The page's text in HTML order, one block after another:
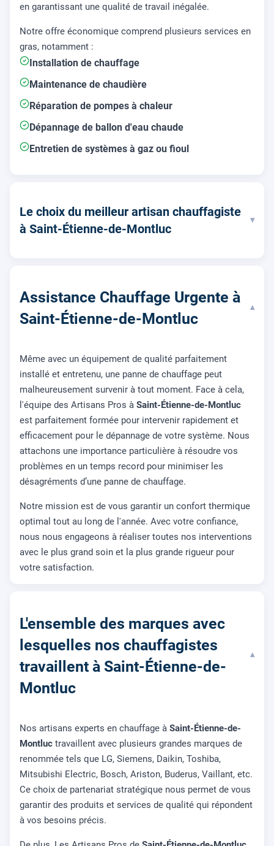
en garantissant une qualité de travail inégalée.
Notre offre économique comprend plusieurs services en
gras, notamment :
Installation de chauffage
Maintenance de chaudière
Réparation de pompes à chaleur
Dépannage de ballon d'eau chaude
Entretien de systèmes à gaz ou fioul
Le choix du meilleur artisan chauffagiste
à Saint-Étienne-de-Montluc
▾
Assistance Chauffage Urgente à
Saint-Étienne-de-Montluc
▾
Même avec un équipement de qualité parfaitement
installé et entretenu, une panne de chauffage peut
malheureusement survenir à tout moment. Face à cela,
l'équipe des Artisans Pros à Saint-Étienne-de-Montluc
est parfaitement formée pour intervenir rapidement et
efficacement pour le dépannage de votre système. Nous
attachons une importance particulière à résoudre vos
problèmes en un temps record pour minimiser les
désagréments d’une panne de chauffage.
Notre mission est de vous garantir un confort thermique
optimal tout au long de l'année. Avec votre confiance,
nous nous engageons à réaliser toutes nos interventions
avec le plus grand soin et la plus grande rigueur pour
votre satisfaction.
L'ensemble des marques avec
lesquelles nos chauffagistes
travaillent à Saint-Étienne-de-
Montluc
▾
Nos artisans experts en chauffage à Saint-Étienne-de-
Montluc travaillent avec plusieurs grandes marques de
renommée tels que LG, Siemens, Daikin, Toshiba,
Mitsubishi Electric, Bosch, Ariston, Buderus, Vaillant, etc.
Ce choix de partenariat stratégique nous permet de vous
garantir des produits et services de qualité qui répondent
à vos besoins précis.